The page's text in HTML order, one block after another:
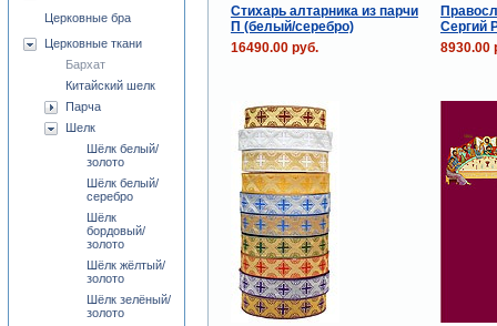
Стихарь алтарника из парчи
П (белый/серебро)
Сергий
16490.00 руб.
8930.00
Церковные бра
Церковные ткани
Бархат
Китайский шелк
Парча
Шелк
Шёлк белый/
золото
Шёлк белый/
серебро
Шёлк
бордовый/
золото
Шёлк жёлтый/
золото
Шёлк зелёный/
золото